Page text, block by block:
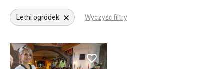
Letni ogródek Wyczyść filtry